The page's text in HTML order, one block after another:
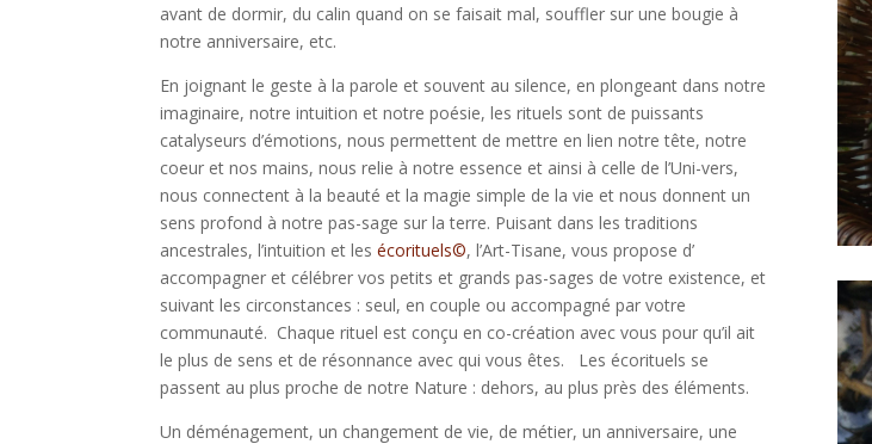
avant de dormir, du calin quand on se faisait mal, souffler sur une bougie à
notre anniversaire, etc.
En joignant le geste à la parole et souvent au silence, en plongeant dans notre
imaginaire, notre intuition et notre poésie, les rituels sont de puissants
catalyseurs d’émotions, nous permettent de mettre en lien notre tête, notre
coeur et nos mains, nous relie à notre essence et ainsi à celle de l’Uni-vers,
nous connectent à la beauté et la magie simple de la vie et nous donnent un
sens profond à notre pas-sage sur la terre. Puisant dans les traditions
ancestrales, l’intuition et lesécorituels©, l’Art-Tisane, vous propose d’
accompagner et célébrer vos petits et grands pas-sages de votre existence, et
suivant les circonstances : seul, en couple ou accompagné par votre
communauté. Chaque rituel est conçu en co-création avec vous pour qu’il ait
le plus de sens et de résonnance avec qui vous êtes. Les écorituels se
passent au plus proche de notre Nature : dehors, au plus près des éléments.
Un déménagement, un changement de vie, de métier, un anniversaire, une